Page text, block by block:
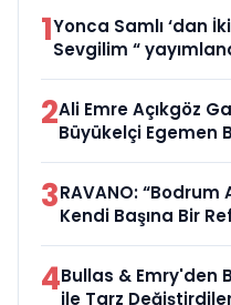
1Yonca Samlı ‘dan
Sevgilim “
2Ali Emre Açıkgöz
Büyükelçi Egemen
3RAVANO: “Bodrum
Kendi Başına Bir
4Bullas & Emry'den
ile Tarz